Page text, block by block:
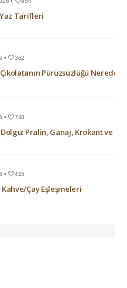
Tarifleri
• 362
Pürüzsüzlüğü Nerede
• 748
Pralin, Ganaj, Krokant ve
• 415
Çay Eşleşmeleri